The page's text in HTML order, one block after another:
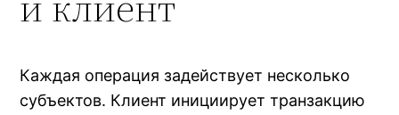
Каждая операция задействует несколько
субъектов. Клиент инициирует транзакцию